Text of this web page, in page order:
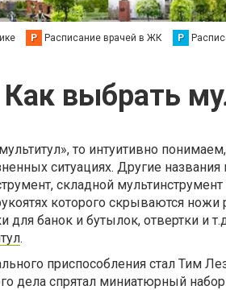
Р Расписание врачей в ЖК Р
Как выбрать
то интуитивно
ситуациях. Другие названия
складной
которого скрываются ножи
для банок и бутылок, отвертки и
.
приспособления стал Тим
дела спрятал миниатюрный